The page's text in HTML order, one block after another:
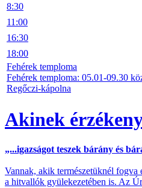
8:30
11:00
16:30
18:00
Fehérek temploma
Fehérek temploma: 05.01-09.30
Regőczi-kápolna
Akinek
„...igazságot teszek bárány és
Vannak, akik természetüknél fogva
a hitvallók gyülekezetében is. Az